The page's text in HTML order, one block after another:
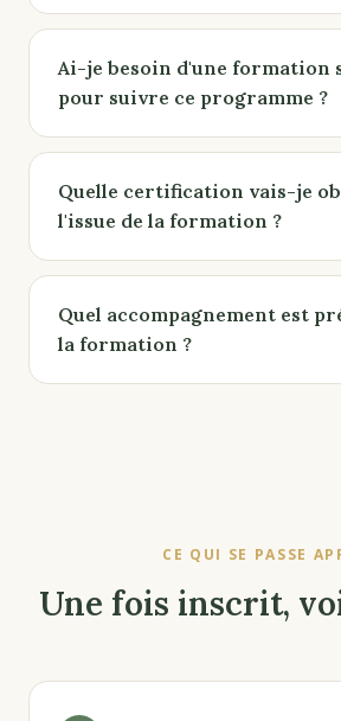
Ai-je besoin d'une formation
pour suivre ce programme ?
Quelle certification vais-je
l'issue de la formation ?
Quel accompagnement est
la formation ?
CE QUI SE PASSE
Une fois inscrit,